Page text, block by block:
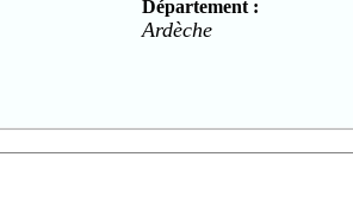
Département :
Ardèche